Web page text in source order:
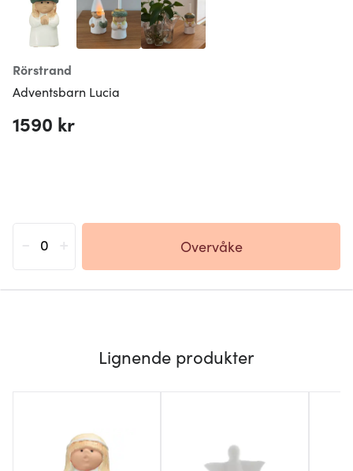
Rörstrand
Adventsbarn Lucia
1590 kr
Overvåke
Lignende produkter